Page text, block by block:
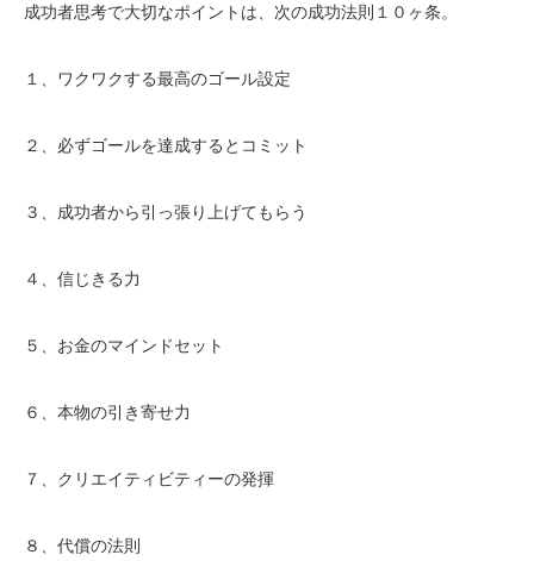
成功者思考で大切なポイントは、次の成功法則１０ヶ条。
１、ワクワクする最高のゴール設定
２、必ずゴールを達成するとコミット
３、成功者から引っ張り上げてもらう
４、信じきる力
５、お金のマインドセット
６、本物の引き寄せ力
７、クリエイティビティーの発揮
８、代償の法則